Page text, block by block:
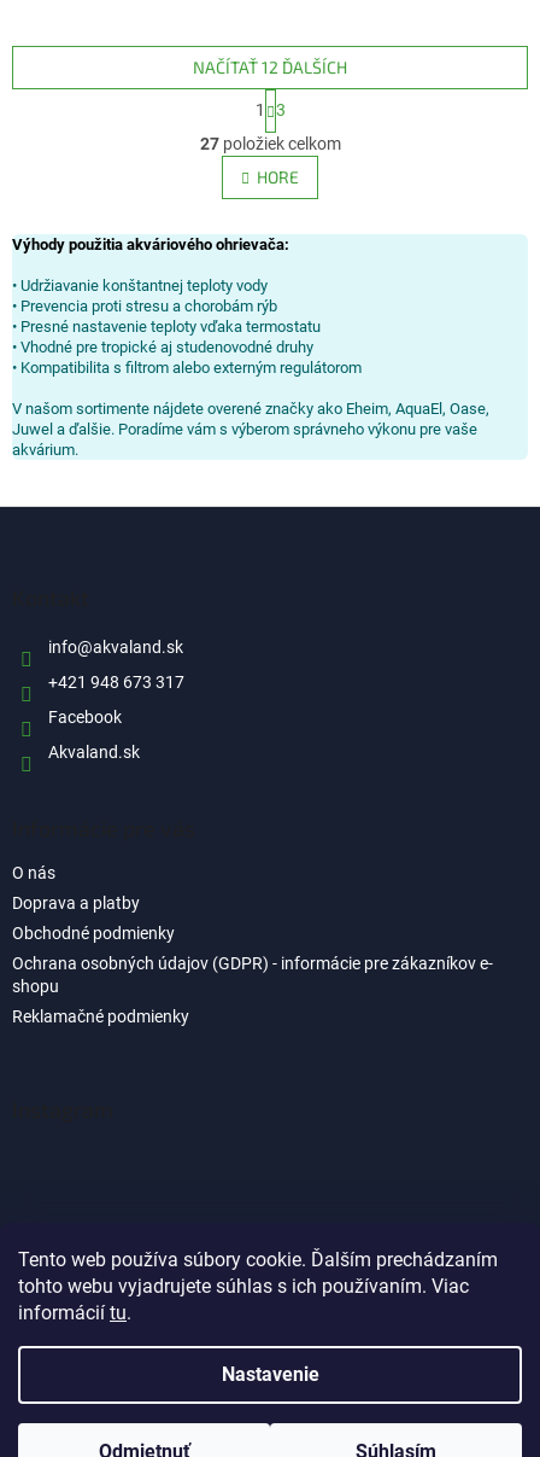
Tento web používa súbory cookie. Ďalším prechádzaním
tohto webu vyjadrujete súhlas s ich používaním. Viac
informácií tu.
Nastavenie
Odmietnuť Súhlasím
O
v
l
á
a
e
p
r
k
y
NAČÍTAŤ 12 ĎALŠÍCH
S
t
r
á
n
k
v
i
e
1
3
27položiek celkom
HORE
Výhody použitia akváriového ohrievača:
• Udržiavanie konštantnej teploty vody
• Prevencia proti stresu a chorobám rýb
• Presné nastavenie teploty vďaka termostatu
• Vhodné pre tropické aj studenovodné druhy
• Kompatibilita s filtrom alebo externým regulátorom
V našom sortimente nájdete overené značky ako Eheim, AquaEl, Oase,
Juwel a ďalšie. Poradíme vám s výberom správneho výkonu pre vaše
akvárium.
info@akvaland.sk
+421 948 673 317
Facebook
Akvaland.sk
O nás
Doprava a platby
Obchodné podmienky
Ochrana osobných údajov (GDPR) - informácie pre zákazníkov e-
shopu
Reklamačné podmienky
Sledovať na Instagrame
Vytvoril Shoptet
Copyright 2026Akvaland.sk . Všetky práva vyhradené.